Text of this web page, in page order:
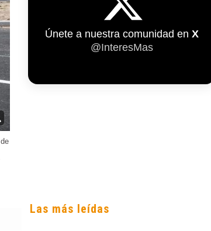
Únete a nuestra comunidad en X
@InteresMas
Las más leídas